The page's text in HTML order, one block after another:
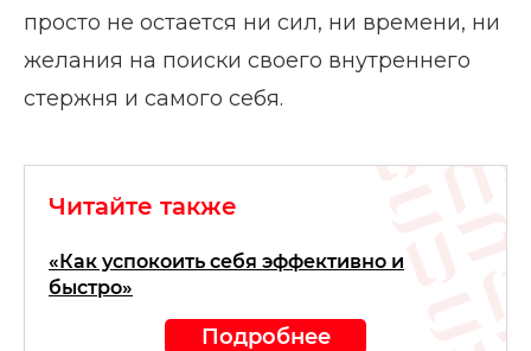
просто не остается ни сил, ни времени, ни
желания на поиски своего внутреннего
стержня и самого себя.
Читайте также
«Как успокоить себя эффективно и
быстро»
Подробнее